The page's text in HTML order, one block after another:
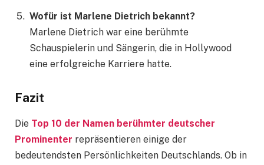
Wofür ist Marlene Dietrich bekannt?
Marlene Dietrich war eine berühmte
Schauspielerin und Sängerin, die in Hollywood
eine erfolgreiche Karriere hatte.
Fazit
Die Top 10 der Namen berühmter deutscher
Prominenter repräsentieren einige der
bedeutendsten Persönlichkeiten Deutschlands. Ob in